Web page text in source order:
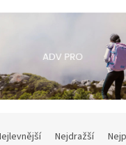
Nejdražší